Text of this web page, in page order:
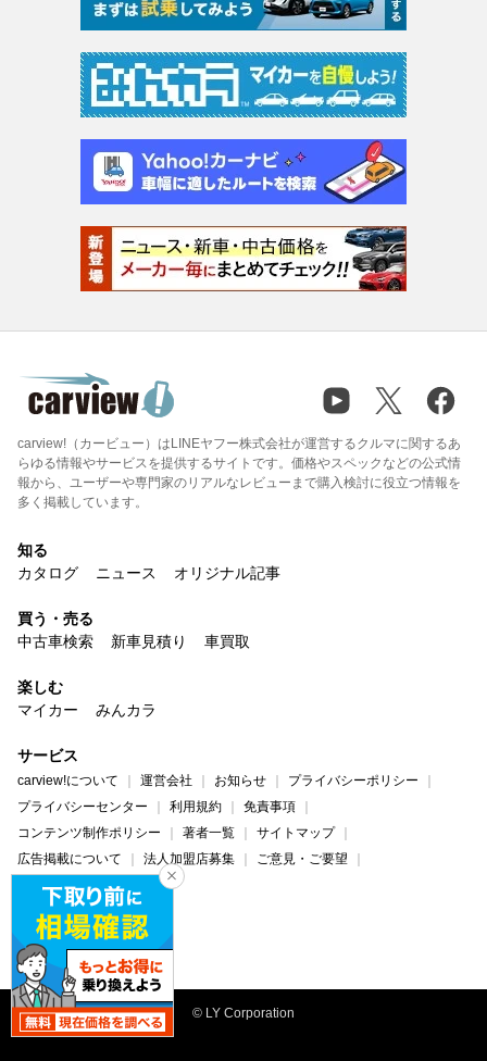
carview!（カービュー）はLINEヤフー株式会社が運営するクルマに関するあ
らゆる情報やサービスを提供するサイトです。価格やスペックなどの公式情
報から、ユーザーや専門家のリアルなレビューまで購入検討に役立つ情報を
多く掲載しています。
知る
カタログ
ニュース オリジナル記事
買う・売る
中古車検索
新車見積り 車買取
楽しむ
マイカー
みんカラ
サービス
carview!について 運営会社 お知らせ
プライバシーポリシー
プライバシーセンター
利用規約
免責事項
コンテンツ制作ポリシー
著者一覧
サイトマップ
広告掲載について
法人加盟店募集
ご意見・ご要望
ヘルプ・お問い合わせ
carview! Yahoo! JAPAN
© LY Corporation